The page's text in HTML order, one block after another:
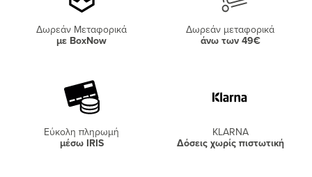
Δωρεάν Μεταφορικά
με BoxNow
Δωρεάν μεταφορικά
άνω των 49€
Εύκολη πληρωμή
μέσω IRIS
KLARNA
Δόσεις χωρίς πιστωτική